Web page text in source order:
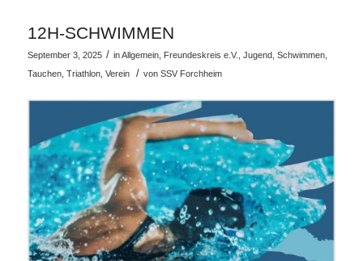
12H-SCHWIMMEN
September 3, 2025 / inAllgemein, Freundeskreis e.V. Jugend Schwimmen,
Tauchen, Triathlon, Verein / von SSV Forchheim